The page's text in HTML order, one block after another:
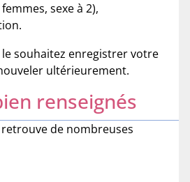
sexe à 2),
souhaitez enregistrer votre
ultérieurement.
renseignés
de nombreuses